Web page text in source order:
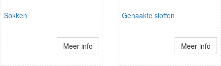
Sokken
Meer info
Gehaakte sloffen
Meer info